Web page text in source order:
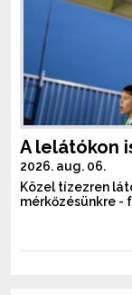
A lelátókon
2026. aug. 06.
Közel tízezren
mérkőzésünkre -